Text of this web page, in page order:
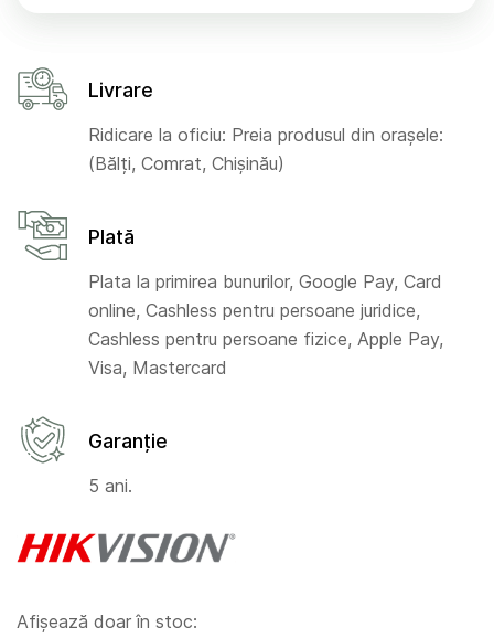
Afișează doar în stoc:
Livrare
Ridicare la oficiu: Preia produsul din orașele:
(Bălți, Comrat, Chișinău)
Plată
Plata la primirea bunurilor, Google Pay, Card
online, Cashless pentru persoane juridice,
Cashless pentru persoane fizice, Apple Pay,
Visa, Mastercard
Garanție
5 ani.